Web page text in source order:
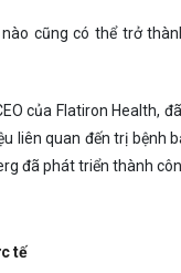
cũng có thể trở
của Flatiron Health,
liên quan đến trị bệnh
đã phát triển thành
tế